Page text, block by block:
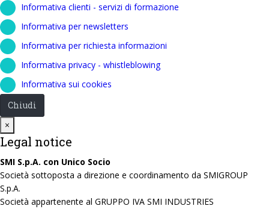
Informativa clienti - servizi di formazione
Informativa per newsletters
Informativa per richiesta informazioni
Informativa privacy - whistleblowing
Informativa sui cookies
Chiudi
×
Legal notice
SMI S.p.A. con Unico Socio
Società sottoposta a direzione e coordinamento da SMIGROUP
S.p.A.
Società appartenente al GRUPPO IVA SMI INDUSTRIES